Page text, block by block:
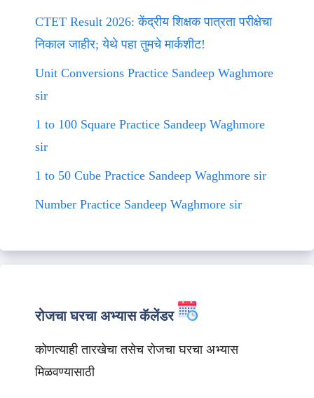
CTET Result 2026: केंद्रीय शिक्षक पात्रता परीक्षेचा
निकाल जाहीर; येथे पहा तुमचे मार्कशीट!
Unit Conversions Practice Sandeep Waghmore
sir
1 to 100 Square Practice Sandeep Waghmore
sir
1 to 50 Cube Practice Sandeep Waghmore sir
Number Practice Sandeep Waghmore sir
रोजचा घरचा अभ्यास कॅलेंडर
कोणत्याही तारखेचा तसेच रोजचा घरचा अभ्यास
मिळवण्यासाठी